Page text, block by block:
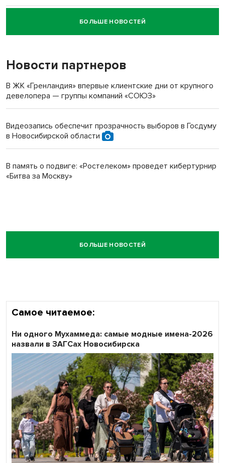
Новосибирский суд наказал водителя за смерть
пенсионерки на вокзале
БОЛЬШЕ НОВОСТЕЙ
Новости партнеров
В ЖК «Гренландия» впервые клиентские дни от крупного
девелопера — группы компаний «СОЮЗ»
Видеозапись обеспечит прозрачность выборов в Госдуму
в Новосибирской области
В память о подвиге: «Ростелеком» проведет кибертурнир
«Битва за Москву»
БОЛЬШЕ НОВОСТЕЙ
Самое читаемое:
Ни одного Мухаммеда: самые модные имена-2026
назвали в ЗАГСах Новосибирска